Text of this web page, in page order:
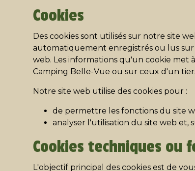
Cookies
Des cookies sont utilisés sur notre site
automatiquement enregistrés ou lus sur
web. Les informations qu'un cookie met
Camping Belle-Vue ou sur ceux d'un
Notre site web utilise des cookies pour :
de permettre les fonctions du site
analyser l'utilisation du site web et,
Cookies techniques ou
L'objectif principal des cookies est de